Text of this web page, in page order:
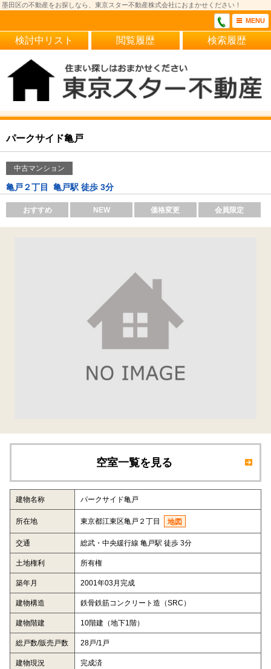
墨田区の不動産をお探しなら、東京スター不動産株式会社におまかせください！
MENU
検討中リスト 閲覧履歴 検索履歴
パークサイド亀戸
中古マンション
亀戸２丁目 亀戸駅 徒歩 3分
おすすめ NEW 価格変更 会員限定
空室一覧を見る
建物名称 パークサイド亀戸
所在地 東京都江東区亀戸２丁目 地図
交通 総武・中央緩行線 亀戸駅 徒歩 3分
土地権利 所有権
築年月 2001年03月完成
建物構造 鉄骨鉄筋コンクリート造（SRC）
建物階建 10階建（地下1階）
総戸数/販売戸数 28戸/1戸
建物現況 完成済